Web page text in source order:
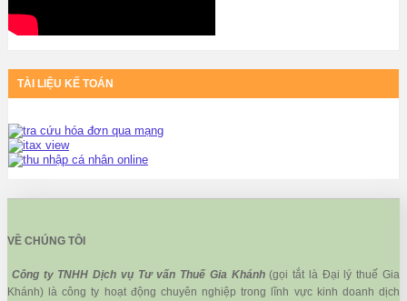
TÀI LIỆU KẾ TOÁN
VỀ CHÚNG TÔI
Công ty TNHH Dịch vụ Tư vấn Thuế Gia Khánh(gọi tắt là Đại lý thuế Gia
Khánh) là công ty hoạt động chuyên nghiệp trong lĩnh vực kinh doanh dịch